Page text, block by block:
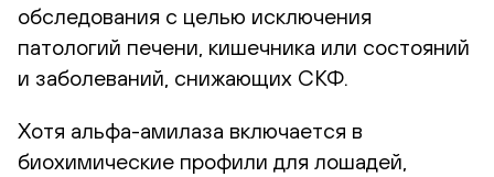
обследования с целью исключения
патологий печени, кишечника или состояний
и заболеваний, снижающих СКФ.
Хотя альфа-амилаза включается в
биохимические профили для лошадей,